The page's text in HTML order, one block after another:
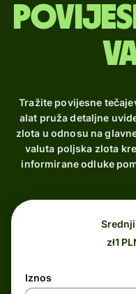
Tražite povijesne
alat pruža detaljne
zlota u odnosu na
valuta poljska zlota
informirane odluke
zł1
Iznos